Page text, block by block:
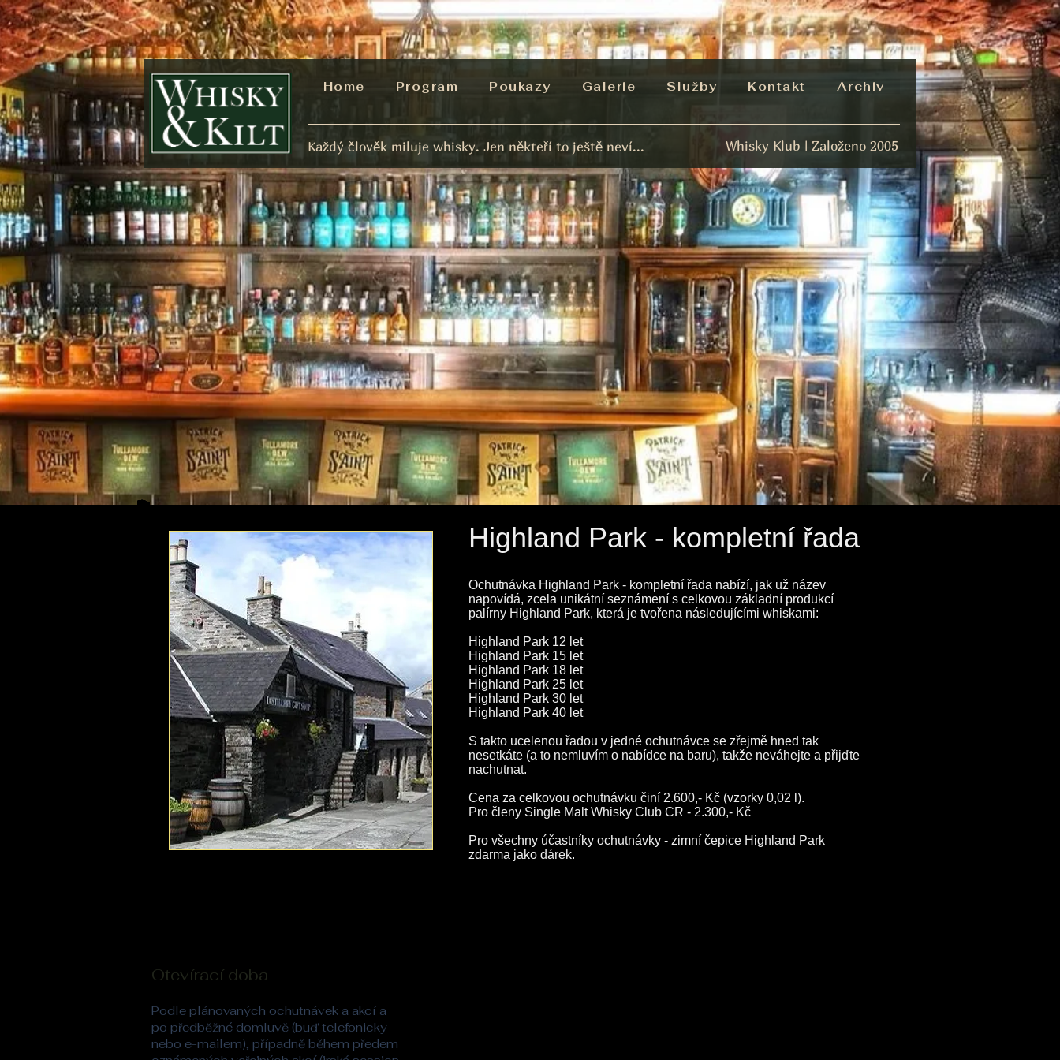
Home Program Poukazy Galerie Služby Kontakt Archiv
Každý člověk miluje whisky. Jen někteří to ještě neví... Whisky Klub | Založeno 2005
Highland Park - kompletní řada
​Ochutnávka Highland Park - kompletní řada nabízí, jak už název
napovídá, zcela unikátní seznámení s celkovou základní produkcí
palírny Highland Park, která je tvořena následujícími whiskami:
Highland Park 12 let
Highland Park 15 let
Highland Park 18 let
Highland Park 25 let
Highland Park 30 let
Highland Park 40 let
S takto ucelenou řadou v jedné ochutnávce se zřejmě hned tak
nesetkáte (a to nemluvím o nabídce na baru), takže neváhejte a přijďte
nachutnat.
Cena za celkovou ochutnávku činí 2.600,- Kč (vzorky 0,02 l).
Pro členy Single Malt Whisky Club CR - 2.300,- Kč
Pro všechny účastníky ochutnávky - zimní čepice Highland Park
zdarma jako dárek.
Otevírací doba
Podle plánovaných ochutnávek a akcí a
po předběžné domluvě (buď telefonicky
nebo e-mailem), případně během předem